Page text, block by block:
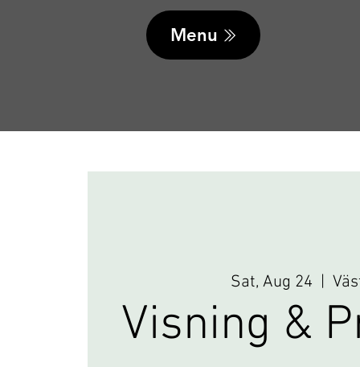
Menu
Sat, Aug 24
  |
Visning &